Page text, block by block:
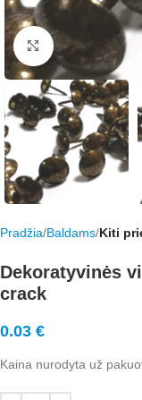
Rodyti
Pradžia Baldams Kiti
Dekoratyvinės
crack
0.03 €
Kaina nurodyta už